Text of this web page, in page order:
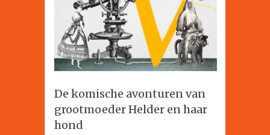
De komische avonturen van
grootmoeder Helder en haar
hond